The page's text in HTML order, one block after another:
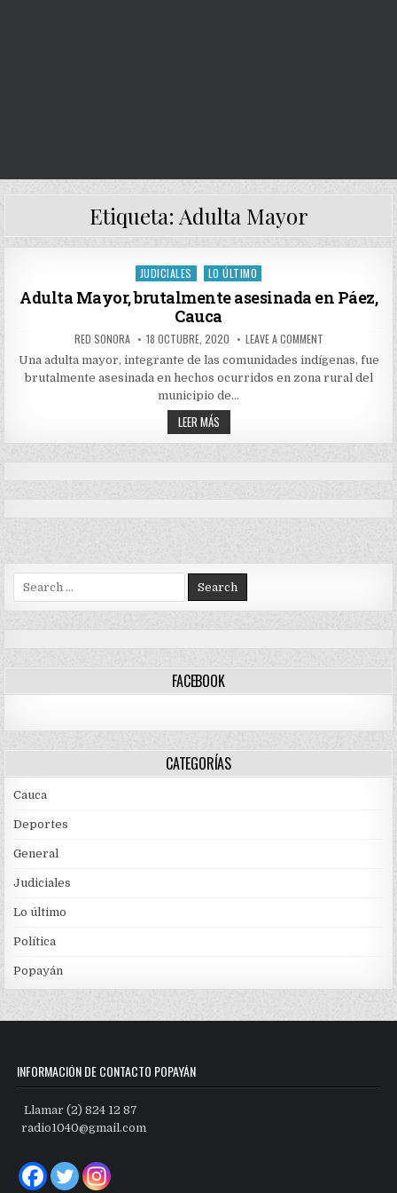
Etiqueta: Adulta Mayor
Posted
in
JUDICIALES LO ÚLTIMO
Adulta Mayor, brutalmente asesinada en Páez,
Cauca
AUTHOR:
RED SONORA PUBLISHED
DATE:
18 OCTUBRE, 2020 LEAVE A COMMENTON
MAYOR,
BRUTALMENTE
ASESINADA
Una adulta mayor, integrante de las comunidades indígenas, fue
brutalmente asesinada en hechos ocurridos en zona rural del
municipio de…
LEER MÁSADULTA
MAYOR,
BRUTALMENTE
Search
for:
FACEBOOK
CATEGORÍAS
Cauca
Deportes
General
Judiciales
Lo último
Política
Popayán
INFORMACIÓN DE CONTACTO POPAYÁN
Llamar (2) 824 12 87
radio1040@gmail.com